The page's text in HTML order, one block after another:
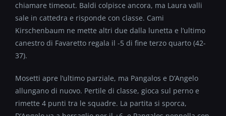
chiamare timeout. Baldi colpisce ancora, ma Laura valli
sale in cattedra e risponde con classe. Cami
Kirschenbaum ne mette altri due dalla lunetta e l’ultimo
canestro di Favaretto regala il -5 di fine terzo quarto (42-
37).
Mosetti apre l’ultimo parziale, ma Pangalos e D’Angelo
allungano di nuovo. Pertile di classe, gioca sul perno e
rimette 4 punti tra le squadre. La partita si sporca,